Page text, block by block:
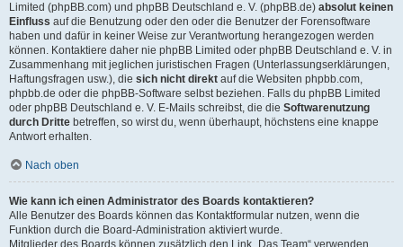
Limited (phpBB.com) und phpBB Deutschland e. V. (phpBB.de) absolut keinen
Einfluss auf die Benutzung oder den oder die Benutzer der Forensoftware
haben und dafür in keiner Weise zur Verantwortung herangezogen werden
können. Kontaktiere daher nie phpBB Limited oder phpBB Deutschland e. V. in
Zusammenhang mit jeglichen juristischen Fragen (Unterlassungserklärungen,
Haftungsfragen usw.), die sich nicht direkt auf die Websiten phpbb.com,
phpbb.de oder die phpBB-Software selbst beziehen. Falls du phpBB Limited
oder phpBB Deutschland e. V. E-Mails schreibst, die die Softwarenutzung
durch Dritte betreffen, so wirst du, wenn überhaupt, höchstens eine knappe
Antwort erhalten.
Nach oben
Wie kann ich einen Administrator des Boards kontaktieren?
Alle Benutzer des Boards können das Kontaktformular nutzen, wenn die
Funktion durch die Board-Administration aktiviert wurde.
Mitglieder des Boards können zusätzlich den Link „Das Team“ verwenden.